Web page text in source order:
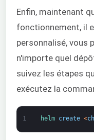
Enfin, maintenant
fonctionnement, il
personnalisé, vous
n'importe quel
suivez les étapes
exécutez la
1 helm create <